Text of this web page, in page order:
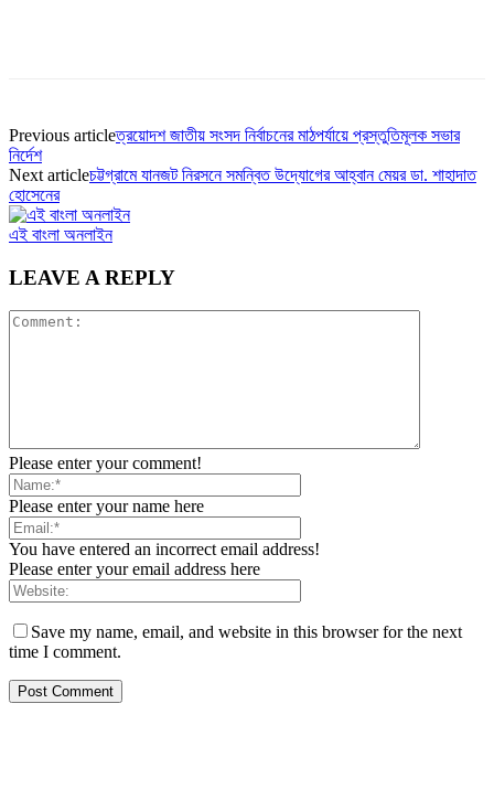
Previous articleত্রয়োদশ জাতীয় সংসদ নির্বাচনের মাঠপর্যায়ে প্রস্তুতিমূলক সভার
নির্দেশ
Next articleচট্টগ্রামে যানজট নিরসনে সমন্বিত উদ্যোগের আহ্বান মেয়র ডা. শাহাদাত
হোসেনের
এই বাংলা অনলাইন
LEAVE A REPLY
Please enter your comment!
Please enter your name here
You have entered an incorrect email address!
Please enter your email address here
Save my name, email, and website in this browser for the next
time I comment.